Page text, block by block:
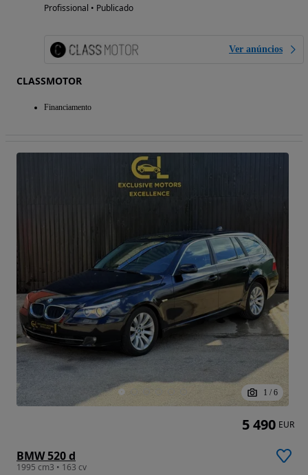
Profissional • Publicado
Ver anúncios
CLASSMOTOR
Financiamento
1 / 6
BMW 520 d
1995 cm3 • 163 cv
5 490 EUR